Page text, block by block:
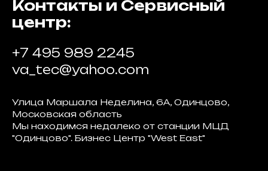
Контакты и Сервисный
центр:
+7 495 989 2245
va_tec@yahoo.com
Улица Маршала Неделина, 6А, Одинцово,
Московская область
Мы находимся недалеко от станции МЦД
"Одинцово". Бизнес Центр "West East"